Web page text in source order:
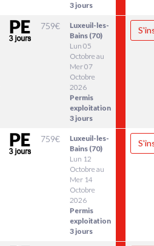
3 jours
759€
Luxeuil-les-
Bains (70)
Lun 05
Octobre au
Mer 07
Octobre
2026
Permis
exploitation
3 jours
759€
Luxeuil-les-
Bains (70)
Lun 12
Octobre au
Mer 14
Octobre
2026
Permis
exploitation
3 jours